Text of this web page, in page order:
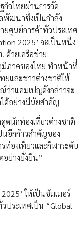
จไทยผ่านการจัด
พัฒนาซึ่งเป็นกำลัง
ยศูนย์การค้าทั่วประเทศ
2025’ จะเป็นหนึ่ง
ด้วยเครือข่าย
มิภาคของไทย ทำหน้าที่
ยและชาวต่างชาติให้
ณ์ว่าแคมเปญดังกล่าวจะ
ได้อย่างมีนัยสำคัญ
ดนักท่องเที่ยวต่างชาติ
นอีกก้าวสำคัญของ
ท่องเที่ยวและกีฬาระดับ
อย่างยั่งยืน”
ให้เป็นซัมเมอร์
ประเทศเป็น “Global